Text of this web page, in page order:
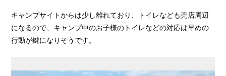
キャンプサイトからは少し離れており、トイレなども売店周辺
になるので、キャンプ中のお子様のトイレなどの対応は早めの
行動が鍵になりそうです。